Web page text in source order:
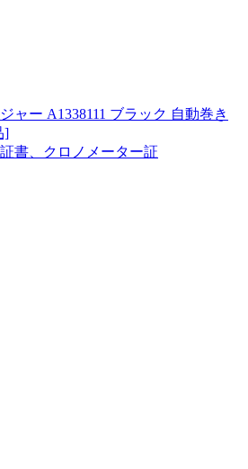
ャー A1338111 ブラック 自動巻き
]
書、クロノメーター証